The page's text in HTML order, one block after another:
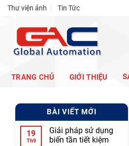
Skip
content
Thư viện ảnh Tin Tức
TRANG CHỦ GIỚI THIỆU
BÀI VIẾT MỚI
19
Th9
Giải pháp sử dụng
biến tần tiết kiệm